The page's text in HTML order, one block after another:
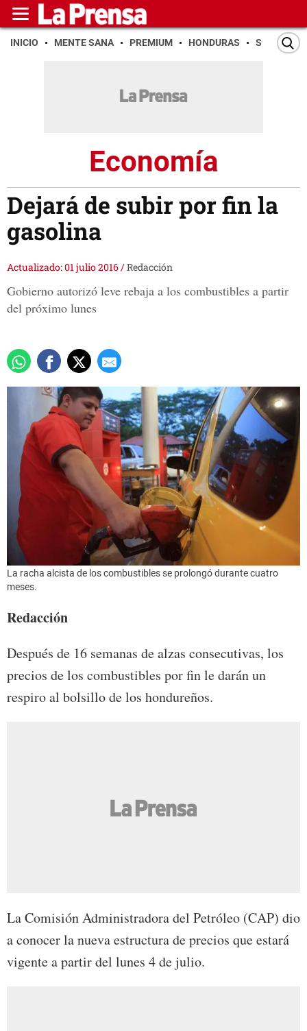
INICIO MENTE SANA PREMIUM HONDURAS SAN PEDRO
Economía
Dejará de subir por fin la
gasolina
Actualizado: 01 julio 2016/Redacción
Gobierno autorizó leve rebaja a los combustibles a partir
del próximo lunes
La racha alcista de los combustibles se prolongó durante cuatro
meses.
Redacción
Después de 16 semanas de alzas consecutivas, los
precios de los combustibles por fin le darán un
respiro al bolsillo de los hondureños.
La Comisión Administradora del Petróleo (CAP) dio
a conocer la nueva estructura de precios que estará
vigente a partir del lunes 4 de julio.